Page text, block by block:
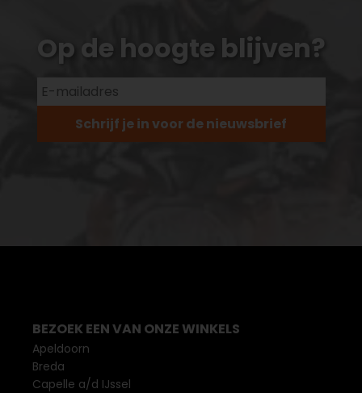
Op de hoogte blijven?
Schrijf je in voor de nieuwsbrief
BEZOEK EEN VAN ONZE WINKELS
Apeldoorn
Breda
Capelle a/d IJssel